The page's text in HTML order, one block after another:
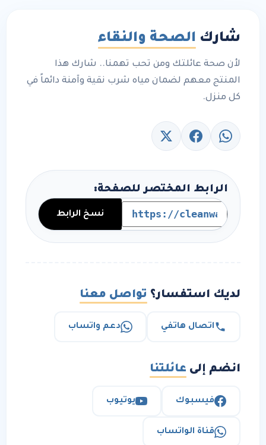
شارك الصحة والنقاء
لأن صحة عائلتك ومن تحب تهمنا.. شارك هذا
المنتج معهم لضمان مياه شرب نقية وآمنة دائماً في
كل منزل.
الرابط المختصر للصفحة:
نسخ الرابط
لديك استفسار؟ تواصل معنا
اتصال هاتفي دعم واتساب
انضم إلى عائلتنا
فيسبوك يوتيوب
قناة الواتساب